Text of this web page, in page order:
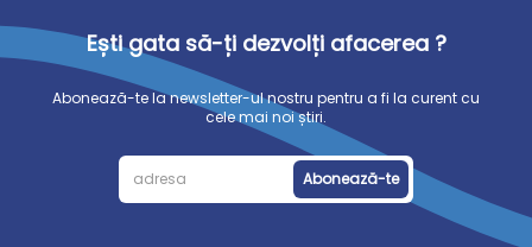
Ești gata să-ți dezvolți afacerea ?
Abonează-te la newsletter-ul nostru pentru a fi la curent cu
cele mai noi știri.
Abonează-te